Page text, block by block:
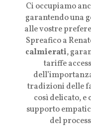
Ci occupiamo
garantendo una
alle vostre
Spreafico a
calmierati,
tariffe
tradizioni delle
così delicato,
supporto
del